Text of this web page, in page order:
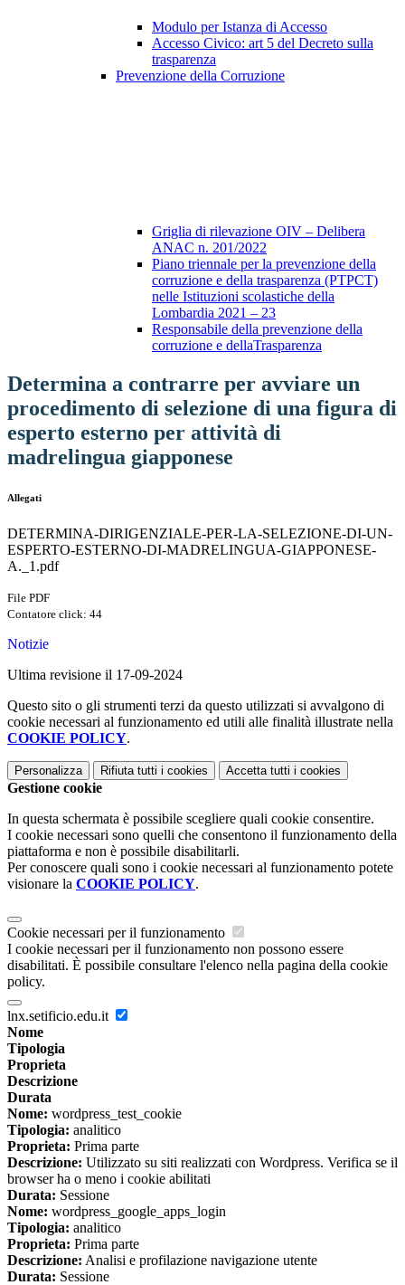
Modulo per Istanza di Accesso
Accesso Civico: art 5 del Decreto sulla
trasparenza
Prevenzione della Corruzione
Griglia di rilevazione OIV – Delibera
ANAC n. 201/2022
Piano triennale per la prevenzione della
corruzione e della trasparenza (PTPCT)
nelle Istituzioni scolastiche della
Lombardia 2021 – 23
Responsabile della prevenzione della
corruzione e dellaTrasparenza
Determina a contrarre per avviare un
procedimento di selezione di una figura di
esperto esterno per attività di
madrelingua giapponese
Allegati
DETERMINA-DIRIGENZIALE-PER-LA-SELEZIONE-DI-UN-
ESPERTO-ESTERNO-DI-MADRELINGUA-GIAPPONESE-
A._1.pdf
File PDF
Contatore click: 44
Notizie
Ultima revisione il 17-09-2024
Questo sito o gli strumenti terzi da questo utilizzati si avvalgono di
cookie necessari al funzionamento ed utili alle finalità illustrate nella
COOKIE POLICY.
Personalizza Rifiuta tutti i cookies Accetta tutti i cookies
Gestione cookie
In questa schermata è possibile scegliere quali cookie consentire.
I cookie necessari sono quelli che consentono il funzionamento della
piattaforma e non è possibile disabilitarli.
Per conoscere quali sono i cookie necessari al funzionamento potete
visionare la COOKIE POLICY.
Cookie necessari per il funzionamento
I cookie necessari per il funzionamento non possono essere
disabilitati. È possibile consultare l'elenco nella pagina della cookie
policy.
lnx.setificio.edu.it
Nome
Tipologia
Proprieta
Descrizione
Durata
Nome: wordpress_test_cookie
Tipologia: analitico
Proprieta: Prima parte
Descrizione: Utilizzato su siti realizzati con Wordpress. Verifica se il
browser ha o meno i cookie abilitati
Durata: Sessione
Nome: wordpress_google_apps_login
Tipologia: analitico
Proprieta: Prima parte
Descrizione: Analisi e profilazione navigazione utente
Durata: Sessione